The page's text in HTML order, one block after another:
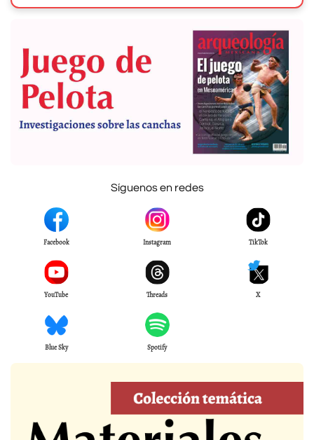
Síguenos en redes
Facebook Instagram TikTok
YouTube Threads X
Blue Sky Spotify